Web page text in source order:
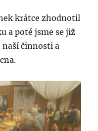
krátce zhodnotil
a poté jsme se již
naší činnosti a